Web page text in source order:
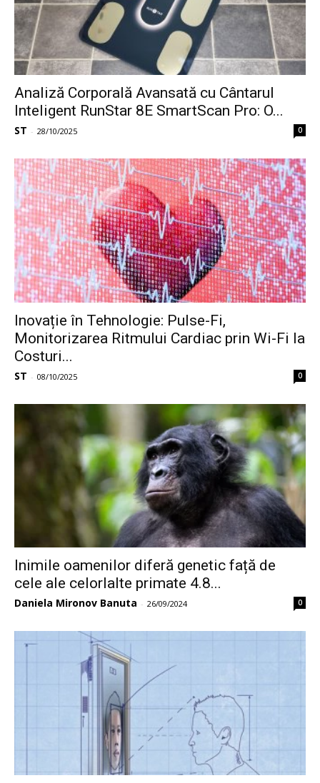
Analiză Corporală Avansată cu Cântarul
Inteligent RunStar 8E SmartScan Pro: O...
ST - 28/10/2025 0
Inovație în Tehnologie: Pulse-Fi,
Monitorizarea Ritmului Cardiac prin Wi-Fi la
Costuri...
ST - 08/10/2025 0
Inimile oamenilor diferă genetic față de
cele ale celorlalte primate 4.8...
Daniela Mironov Banuta - 26/09/2024 0